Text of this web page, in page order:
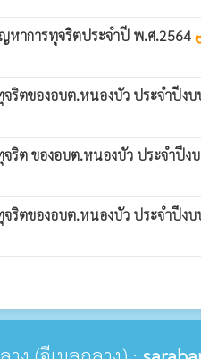
หาการทุจริตประจำปี พ.ศ.2564
ริตของอบต.หนองบัว ประจำปีง
จริต ของอบต.หนองบัว ประจำ
จริตของอบต.หนองบัว ประจำปีง